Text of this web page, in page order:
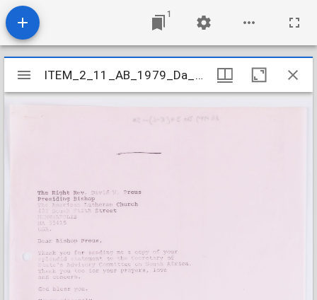
1
Mirador
viewer
ITEM_2_11_AB_1979_Da_3-4K-L_020
ITEM_2_11_AB_1979_Da_3-4K-L_020